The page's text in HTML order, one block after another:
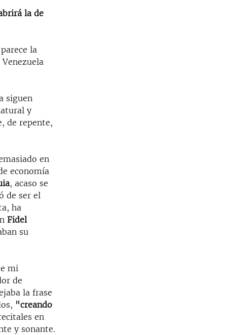
la de
la
siguen
y
de repente,
en
economía
, acaso se
de ser el
ha
Fidel
su
mi
de
la frase
"creando
en
y sonante.